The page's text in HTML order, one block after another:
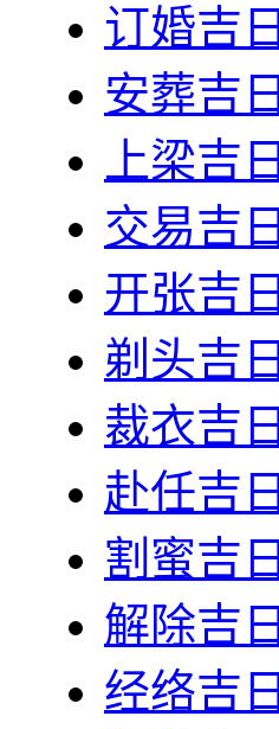
订婚吉日
安葬吉日
上梁吉日
交易吉日
开张吉日
剃头吉日
裁衣吉日
赴任吉日
割蜜吉日
解除吉日
经络吉日